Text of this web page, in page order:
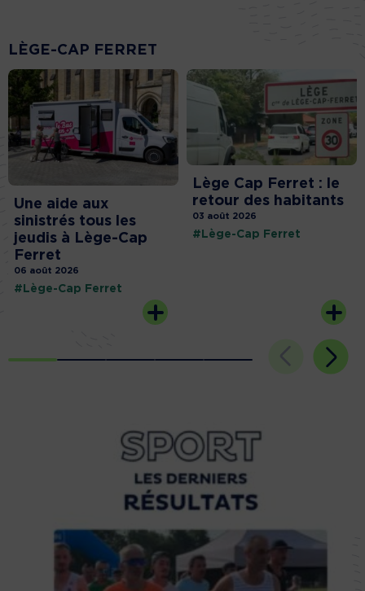
LÈGE-CAP FERRET
Une aide aux
sinistrés tous les
jeudis à Lège-Cap
Ferret
06 août 2026
#Lège-Cap Ferret
Lège Cap Ferret : le
retour des habitants
03 août 2026
#Lège-Cap Ferret